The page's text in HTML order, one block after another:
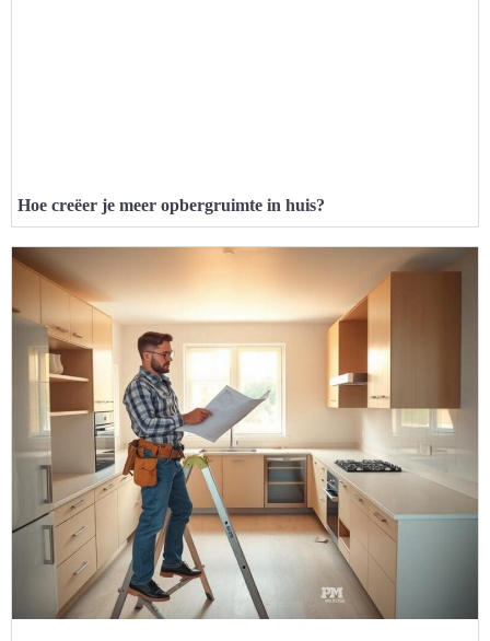
Hoe creëer je meer opbergruimte in huis?